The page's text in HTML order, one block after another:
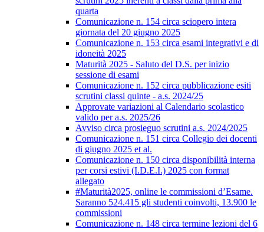
quarta
Comunicazione n. 154 circa sciopero intera
giornata del 20 giugno 2025
Comunicazione n. 153 circa esami integrativi e di
idoneità 2025
Maturità 2025 - Saluto del D.S. per inizio
sessione di esami
Comunicazione n. 152 circa pubblicazione esiti
scrutini classi quinte - a.s. 2024/25
Approvate variazioni al Calendario scolastico
valido per a.s. 2025/26
Avviso circa prosieguo scrutini a.s. 2024/2025
Comunicazione n. 151 circa Collegio dei docenti
di giugno 2025 et al.
Comunicazione n. 150 circa disponibilità interna
per corsi estivi (I.D.E.I.) 2025 con format
allegato
#Maturità2025, online le commissioni d’Esame.
Saranno 524.415 gli studenti coinvolti, 13.900 le
commissioni
Comunicazione n. 148 circa termine lezioni del 6